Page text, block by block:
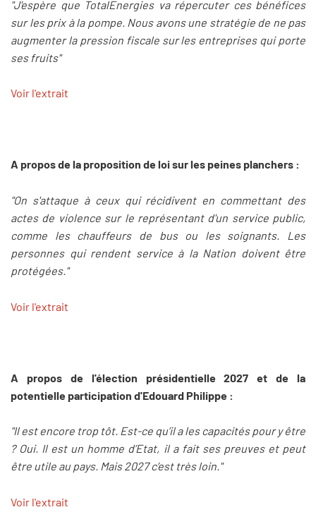
"J'espère que TotalEnergies va répercuter ces bénéfices
sur les prix à la pompe. Nous avons une stratégie de ne pas
augmenter la pression fiscale sur les entreprises qui porte
ses fruits"
Voir l'extrait
A propos de la proposition de loi sur les peines planchers :
"On s'attaque à ceux qui récidivent en commettant des
actes de violence sur le représentant d'un service public,
comme les chauffeurs de bus ou les soignants. Les
personnes qui rendent service à la Nation doivent être
protégées."
Voir l'extrait
A propos de l'élection présidentielle 2027 et de la
potentielle participation d'Edouard Philippe :
"Il est encore trop tôt. Est-ce qu’il a les capacités pour y être
? Oui. Il est un homme d’Etat, il a fait ses preuves et peut
être utile au pays. Mais 2027 c’est très loin."
Voir l'extrait